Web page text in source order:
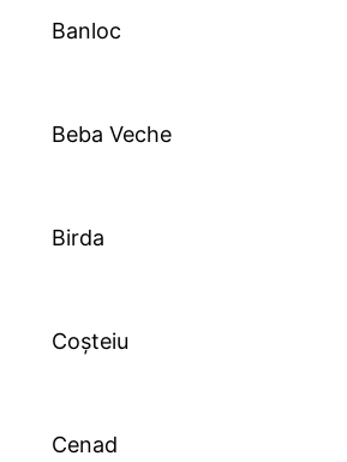
Banloc
Beba Veche
Birda
Coșteiu
Cenad